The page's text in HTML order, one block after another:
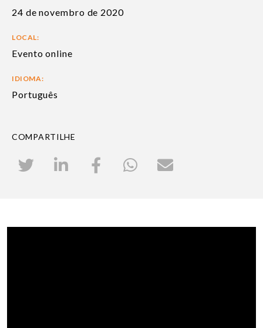
24 de novembro de 2020
LOCAL:
Evento online
IDIOMA:
Português
COMPARTILHE